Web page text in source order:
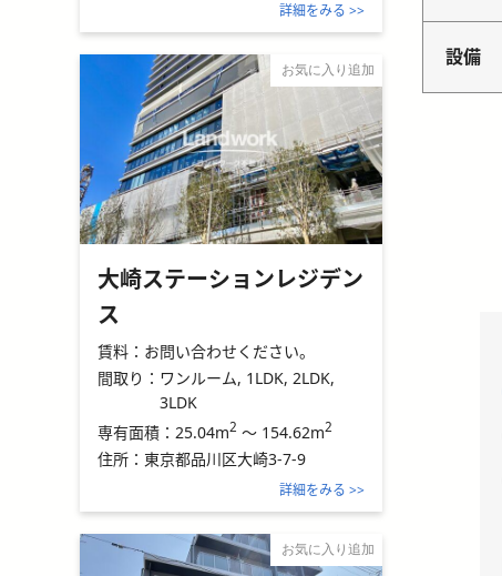
設備
詳細をみる >>
お気に入り追加
大崎ステーションレジデン
ス
賃料： お問い合わせください。
間取り： ワンルーム, 1LDK, 2LDK,
3LDK
専有面積： 25.04m2 ～ 154.62m2
住所： 東京都品川区大崎3-7-9
詳細をみる >>
お気に入り追加